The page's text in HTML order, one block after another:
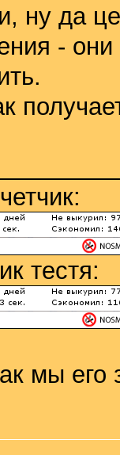
ну да
-
тестя:
мы его